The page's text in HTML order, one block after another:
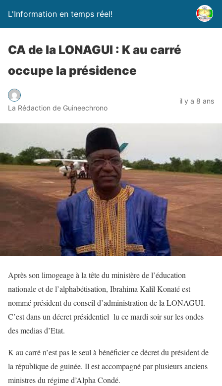
L'Information en temps réel!
CA de la LONAGUI : K au carré
occupe la présidence
La Rédaction de Guineechrono
il y a 8 ans
Après son limogeage à la tête du ministère de l’éducation
nationale et de l’alphabétisation, Ibrahima Kalil Konaté est
nommé président du conseil d’administration de la LONAGUI.
C’est dans un décret présidentiel lu ce mardi soir sur les ondes
des medias d’Etat.
K au carré n’est pas le seul à bénéficier ce décret du président de
la république de guinée. Il est accompagné par plusieurs anciens
ministres du régime d’Alpha Condé.